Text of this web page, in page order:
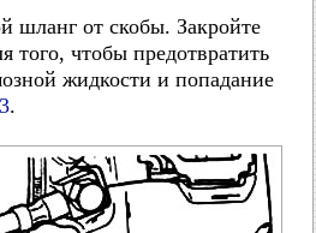
шланг от скобы. Закройте
того, чтобы предотвратить
жидкости и попадание
.